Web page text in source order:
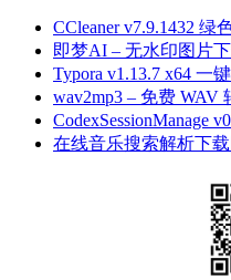
CCleaner v7.9.1432 绿
即梦AI – 无水印图片
Typora v1.13.7 x64 一
wav2mp3 – 免费 WAV
CodexSessionManage
在线音乐搜索解析下